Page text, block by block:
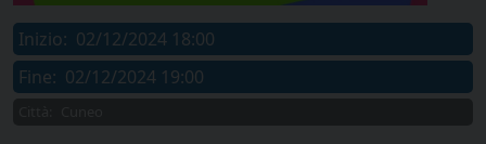
Inizio: 02/12/2024 18:00
Fine: 02/12/2024 19:00